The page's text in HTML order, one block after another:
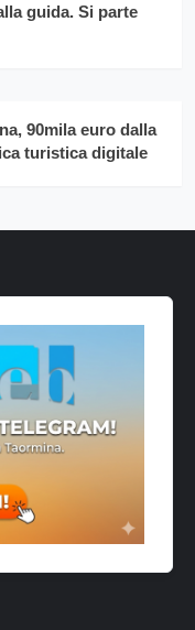
guida. Si parte
90mila euro dalla
turistica digitale